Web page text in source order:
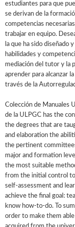
estudiantes para que
se derivan de la
competencias
trabajar en equipo.
la que ha sido diseñado
habilidades y
mediación del tutor y la
aprender para alcanzar
través de la
Colección de Manuales
de la ULPGC has the
the degrees that are
and elaboration the
the pertinent
major and formation
the most suitable
from the initial control
self-assessment and
achieve the final goal:
know how-to-do. To
order to make them